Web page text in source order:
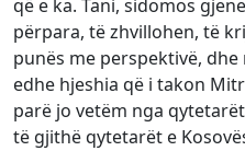
që e ka. Tani, sidomos
përpara, të zhvillohen, të
punës me perspektivë,
edhe hjeshia që i takon
parë jo vetëm nga
të gjithë qytetarët e